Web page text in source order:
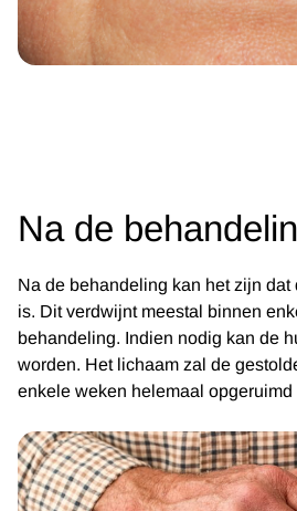
Na de
Na de behandeling kan het zijn
is. Dit verdwijnt meestal binnen
behandeling. Indien nodig kan de
worden. Het lichaam zal de
enkele weken helemaal opgeruimd